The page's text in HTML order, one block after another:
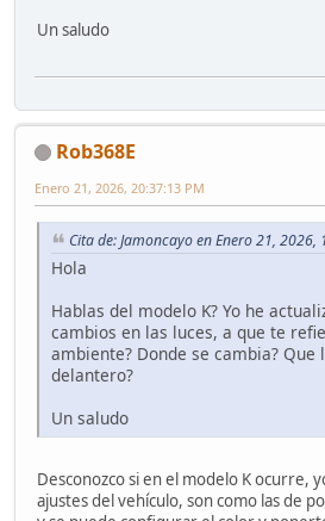
Un saludo
Rob368E
Enero 21, 2026, 20:37:13 PM
Cita de: Jamoncayo en Enero 21, 2026,
Hola
Hablas del modelo K? Yo he
cambios en las luces, a que te
ambiente? Donde se cambia? Que
delantero?
Un saludo
Desconozco si en el modelo K ocurre,
ajustes del vehículo, son como las de